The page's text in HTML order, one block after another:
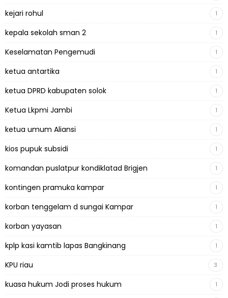
kejari rohul 1
kepala sekolah sman 2 1
Keselamatan Pengemudi 1
ketua antartika 1
ketua DPRD kabupaten solok 1
Ketua Lkpmi Jambi 1
ketua umum Aliansi 1
kios pupuk subsidi 1
komandan puslatpur kondiklatad Brigjen 1
kontingen pramuka kampar 1
korban tenggelam d sungai Kampar 1
korban yayasan 1
kplp kasi kamtib lapas Bangkinang 1
KPU riau 3
kuasa hukum Jodi proses hukum 1